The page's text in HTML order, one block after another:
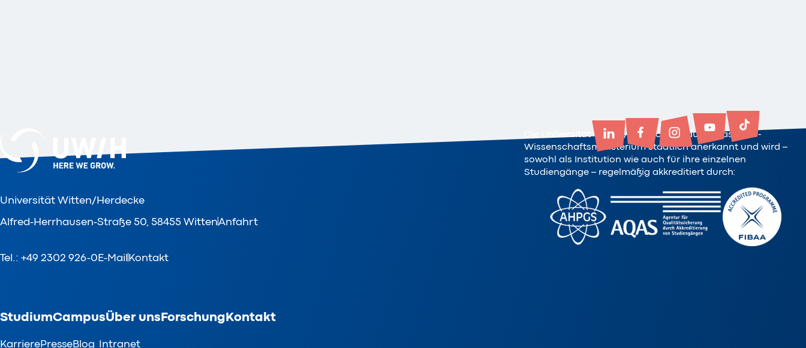
Universität Witten/Herdecke
Alfred-Herrhausen-Straße 50, 58455 WittenAnfahrt
Tel.: +49 2302 926-0E-MailKontakt
Die Universität Witten/Herdecke ist durch das NRW-
Wissenschaftsministerium staatlich anerkannt und wird –
sowohl als Institution wie auch für ihre einzelnen
Studiengänge – regelmäßig akkreditiert durch:
StudiumCampusÜber unsForschungKontakt
KarrierePresseBlog Intranet